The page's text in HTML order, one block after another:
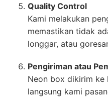
Quality Control
Kami melakukan
memastikan tidak
longgar, atau
Pengiriman atau
Neon box dikirim ke
langsung kami